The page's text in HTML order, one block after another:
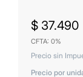
$ 37.490
CFTA: 0%
Precio sin
Precio por